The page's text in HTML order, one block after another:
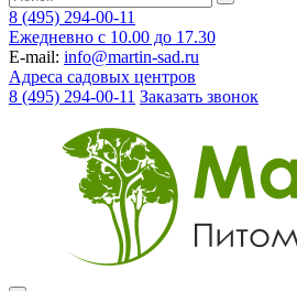
8 (495) 294-00-11
Ежедневно с 10.00 до 17.30
E-mail: info@martin-sad.ru
Адреса садовых центров
8 (495) 294-00-11 Заказать звонок